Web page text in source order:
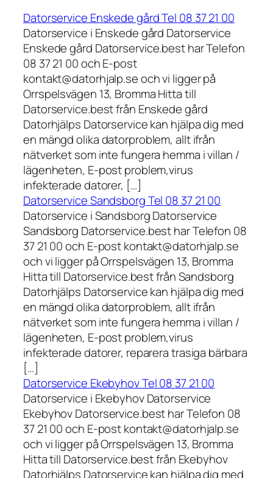
Datorservice Enskede gård Tel 08 37 21 00
Datorservice i Enskede gård Datorservice
Enskede gård Datorservice.best har Telefon
08 37 21 00 och E-post
kontakt@datorhjalp.se och vi ligger på
Orrspelsvägen 13, Bromma Hitta till
Datorservice.best från Enskede gård
Datorhjälps Datorservice kan hjälpa dig med
en mängd olika datorproblem, allt ifrån
nätverket som inte fungera hemma i villan /
lägenheten, E-post problem,virus
infekterade datorer, […]
Datorservice Sandsborg Tel 08 37 21 00
Datorservice i Sandsborg Datorservice
Sandsborg Datorservice.best har Telefon 08
37 21 00 och E-post kontakt@datorhjalp.se
och vi ligger på Orrspelsvägen 13, Bromma
Hitta till Datorservice.best från Sandsborg
Datorhjälps Datorservice kan hjälpa dig med
en mängd olika datorproblem, allt ifrån
nätverket som inte fungera hemma i villan /
lägenheten, E-post problem,virus
infekterade datorer, reparera trasiga bärbara
[…]
Datorservice Ekebyhov Tel 08 37 21 00
Datorservice i Ekebyhov Datorservice
Ekebyhov Datorservice.best har Telefon 08
37 21 00 och E-post kontakt@datorhjalp.se
och vi ligger på Orrspelsvägen 13, Bromma
Hitta till Datorservice.best från Ekebyhov
Datorhjälps Datorservice kan hjälpa dig med